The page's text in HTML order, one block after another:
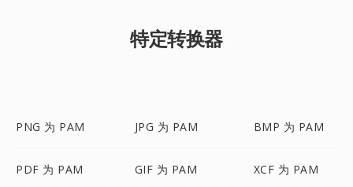
特定转换器
PNG 为 PAM JPG 为 PAM BMP 为 PAM
PDF 为 PAM GIF 为 PAM XCF 为 PAM